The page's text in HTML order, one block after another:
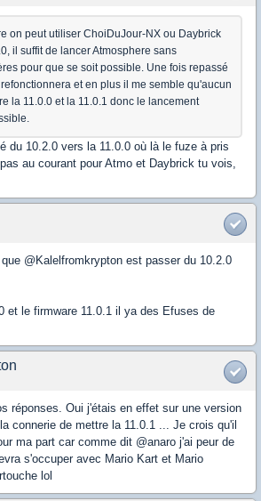
on peut utiliser ChoiDuJour-NX ou Daybrick
il suffit de lancer Atmosphere sans
pour que se soit possible. Une fois repassé
et en plus il me semble qu'aucun
la 11.0.0 et la 11.0.1 donc le lancement
du 10.2.0 vers la 11.0.0 où là le fuze à pris
au courant pour Atmo et Daybrick tu vois,
@Kalelfromkrypton est passer du 10.2.0
et le firmware 11.0.1 il ya des Efuses de
réponses. Oui j'étais en effet sur une version
connerie de mettre la 11.0.1 ... Je crois qu'il
ma part car comme dit @anaro j'ai peur de
s'occuper avec Mario Kart et Mario
lol